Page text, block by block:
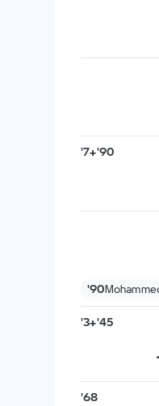
90'+7'
90'
45'+3'
68'